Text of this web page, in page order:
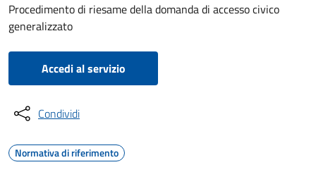
Procedimento di riesame della domanda di accesso civico
generalizzato
Accedi al servizio
Condividi
Normativa di riferimento